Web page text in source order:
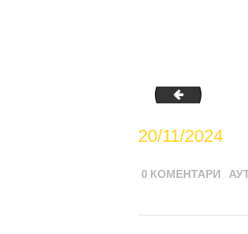
08-svetski dan
20/11/2024
0 КОМЕНТАРИ